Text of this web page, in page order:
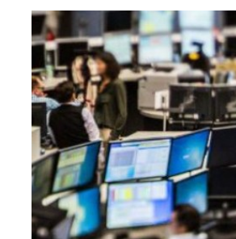
Spor
Teknoloji
Sektörel
Arşiv
Künye
Giriş